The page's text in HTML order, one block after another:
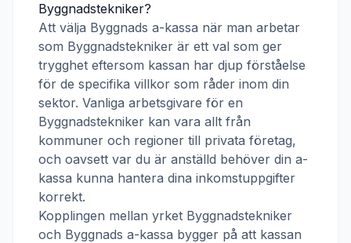
Byggnadstekniker?
Att välja Byggnads a-kassa när man arbetar
som Byggnadstekniker är ett val som ger
trygghet eftersom kassan har djup förståelse
för de specifika villkor som råder inom din
sektor. Vanliga arbetsgivare för en
Byggnadstekniker kan vara allt från
kommuner och regioner till privata företag,
och oavsett var du är anställd behöver din a-
kassa kunna hantera dina inkomstuppgifter
korrekt.
Kopplingen mellan yrket Byggnadstekniker
och Byggnads a-kassa bygger på att kassan